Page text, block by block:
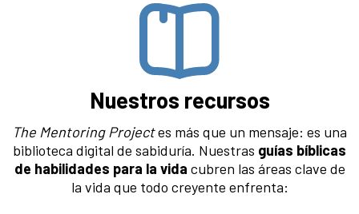
Nuestros recursos
The Mentoring Projectes más que un mensaje: es una
biblioteca digital de sabiduría. Nuestras guías bíblicas
de habilidades para la vida cubren las áreas clave de
la vida que todo creyente enfrenta: